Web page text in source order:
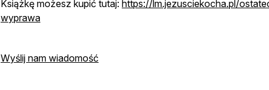
Książkę możesz kupić tutaj: https://lm.jezusciekocha.pl/
wyprawa
Wyślij nam wiadomość